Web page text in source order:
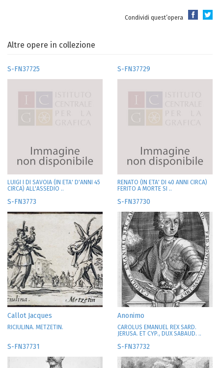
Condividi quest’opera
Altre opere in collezione
S-FN37725
LUIGI I DI SAVOIA (IN ETA' D'ANNI 45
CIRCA) ALL'ASSEDIO ..
S-FN37729
RENATO (IN ETA' DI 40 ANNI CIRCA)
FERITO A MORTE SI ..
S-FN3773
Callot Jacques
RICIULINA. METZETIN.
S-FN37730
Anonimo
CAROLUS EMANUEL REX SARD.
JERUSA. ET CYP., DUX SABAUD. ..
S-FN37731 S-FN37732